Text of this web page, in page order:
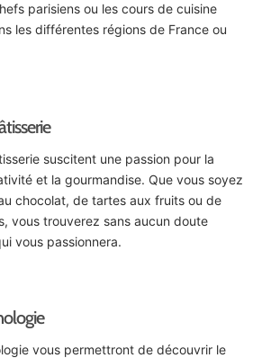
parisiens ou les cours de cuisine
les différentes régions de France ou
suscitent une passion pour la
et la gourmandise. Que vous soyez
chocolat, de tartes aux fruits ou de
vous trouverez sans aucun doute
vous passionnera.
vous permettront de découvrir le